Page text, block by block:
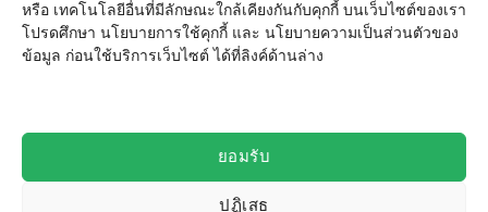
หรือ เทคโนโลยีอื่นที่มีลักษณะใกล้เคียงกันกับคุกกี้ บนเว็บไซต์ของเรา
โปรดศึกษา นโยบายการใช้คุกกี้ และ นโยบายความเป็นส่วนตัวของ
ข้อมูล ก่อนใช้บริการเว็บไซต์ ได้ที่ลิงค์ด้านล่าง
ยอมรับ
ปฏิเสธ
หน้าที่เข้าชม
993,817 ครั้ง
ผู้ชมทั้งหมด
993,817 ครั้ง